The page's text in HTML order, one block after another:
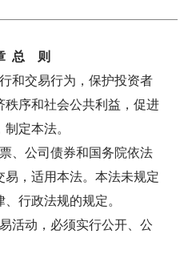
总 则
和交易行为，保护投资者
序和社会公共利益，促进
定本法。
、公司债券和国务院依法
，适用本法。本法未规定
行政法规的规定。
活动，必须实行公开、公